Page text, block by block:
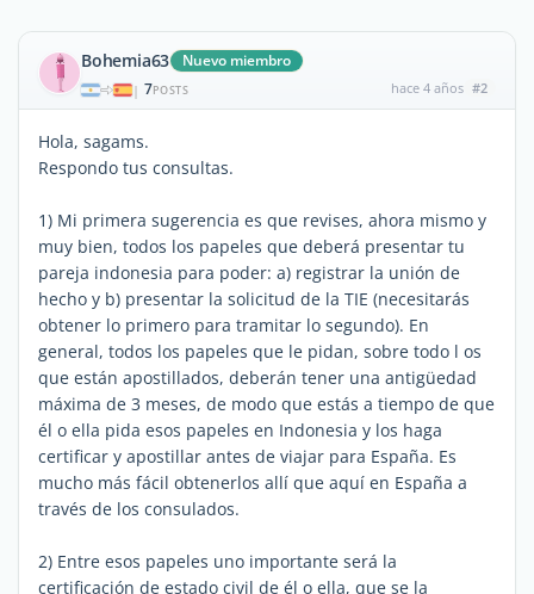
Bohemia63 Nuevo miembro
| 7POSTS hace 4 años #2
Hola, sagams.
Respondo tus consultas.
1) Mi primera sugerencia es que revises, ahora mismo y
muy bien, todos los papeles que deberá presentar tu
pareja indonesia para poder: a) registrar la unión de
hecho y b) presentar la solicitud de la TIE (necesitarás
obtener lo primero para tramitar lo segundo). En
general, todos los papeles que le pidan, sobre todo l os
que están apostillados, deberán tener una antigüedad
máxima de 3 meses, de modo que estás a tiempo de que
él o ella pida esos papeles en Indonesia y los haga
certificar y apostillar antes de viajar para España. Es
mucho más fácil obtenerlos allí que aquí en España a
través de los consulados.
2) Entre esos papeles uno importante será la
certificación de estado civil de él o ella, que se la